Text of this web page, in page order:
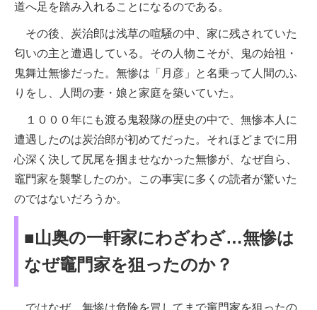
道へ足を踏み入れることになるのである。
その後、炭治郎は浅草の喧騒の中、家に残されていた
匂いの主と遭遇している。その人物こそが、鬼の始祖・
鬼舞辻無惨だった。無惨は「月彦」と名乗って人間のふ
りをし、人間の妻・娘と家庭を築いていた。
１０００年にも渡る鬼殺隊の歴史の中で、無惨本人に
遭遇したのは炭治郎が初めてだった。それほどまでに用
心深く決して尻尾を掴ませなかった無惨が、なぜ自ら、
竈門家を襲撃したのか。この事実に多くの読者が驚いた
のではないだろうか。
■山奥の一軒家にわざわざ…無惨は
なぜ竈門家を狙ったのか？